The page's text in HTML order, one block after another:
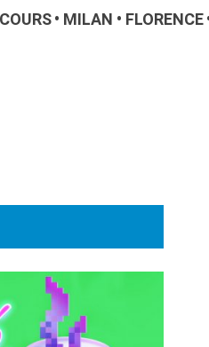
COURS MILAN FLORENCE